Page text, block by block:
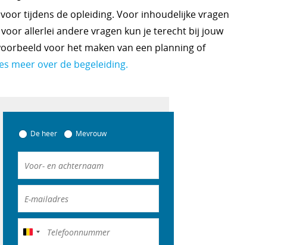
tijdens de opleiding. Voor inhoudelijke vragen
allerlei andere vragen kun je terecht bij jouw
voor het maken van een planning of
meer over de begeleiding.
De heer Mevrouw
België